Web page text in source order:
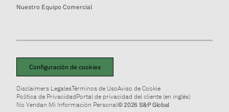
Nuestro Equipo Comercial
Configuración de cookies
Disclaimers LegalesTérminos de UsoAviso de Cookie
Política de PrivacidadPortal de privacidad del cliente (en inglés)
No Vendan Mi Información Personal© 2026 S&P Global